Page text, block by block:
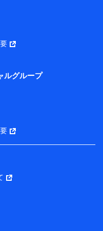
おけるユーザー登録受
フィナンシャルグルー
を提供するため、また
、またそれらに付帯、
ドコモ・フィナンシャ
ビスを案内、提供する
利用履歴、ウェブサイ
内容等のパーソナルデ
・嗜好・傾向に応じた
や広告の配信等を行う
のため
施のため
付帯業務を行うため
ルグループ